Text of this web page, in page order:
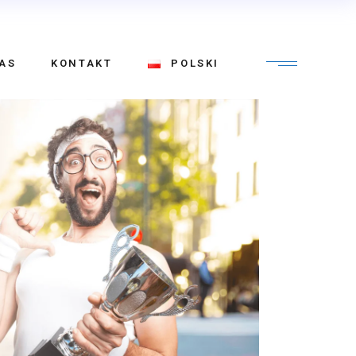
KONTAKT POLSKI
Polski
English
English